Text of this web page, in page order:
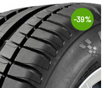
-39%